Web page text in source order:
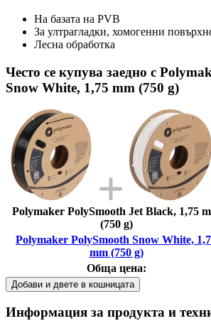
На базата на PVB
За ултрагладки, хомогенни
Лесна обработка
Често се купува заедно с
Snow White, 1,75 mm (750 g)
Polymaker PolySmooth Jet Black, 1,75
(750 g)
Polymaker PolySmooth Snow White,
mm (750 g)
Обща цена:
Добави и двете в кошницата
Информация за продукта и